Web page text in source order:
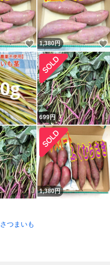
いいね！
1,380円
699円
1,380円
さつまいも